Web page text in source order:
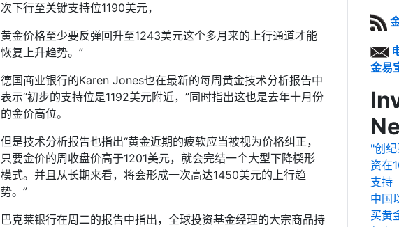
次下行至关键支持位1190美元，
黄金价格至少要反弹回升至1243美元这个多月来的上行通道才能
恢复上升趋势。”
德国商业银行的Karen Jones也在最新的每周黄金技术分析报告中
表示“初步的支持位是1192美元附近，”同时指出这也是去年十月份
的金价高位。
但是技术分析报告也指出“黄金近期的疲软应当被视为价格纠正，
只要金价的周收盘价高于1201美元，就会完结一个大型下降楔形
模式。并且从长期来看，将会形成一次高达1450美元的上行趋
势。”
巴克莱银行在周二的报告中指出，全球投资基金经理的大宗商品持
金易
"创
资在
支持
中国
买黄